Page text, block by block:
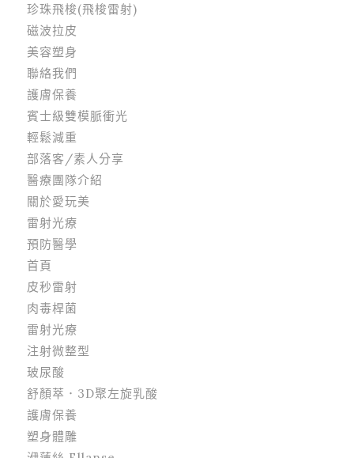
珍珠飛梭(飛梭雷射)
磁波拉皮
美容塑身
聯絡我們
護膚保養
賓士級雙模脈衝光
輕鬆減重
部落客/素人分享
醫療團隊介紹
關於愛玩美
雷射光療
預防醫學
首頁
皮秒雷射
肉毒桿菌
雷射光療
注射微整型
玻尿酸
舒顏萃．3D聚左旋乳酸
護膚保養
塑身體雕